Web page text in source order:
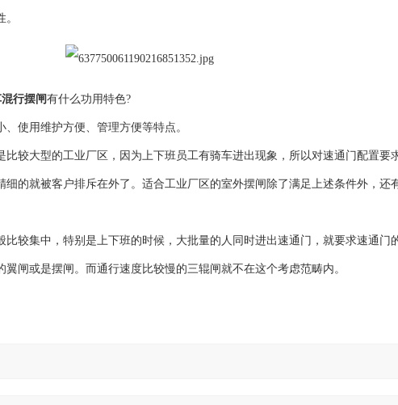
行摆闸有什么功用特色?
使用维护方便、管理方便等特点。
大型的工业厂区，因为上下班员工有骑车进出现象，所以对速通门配置要
的就被客户排斥在外了。适合工业厂区的室外摆闸除了满足上述条件外，还
集中，特别是上下班的时候，大批量的人同时进出速通门，就要求速通门
闸或是摆闸。而通行速度比较慢的三辊闸就不在这个考虑范畴内。